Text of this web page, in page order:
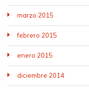
marzo 2015
febrero 2015
enero 2015
diciembre 2014